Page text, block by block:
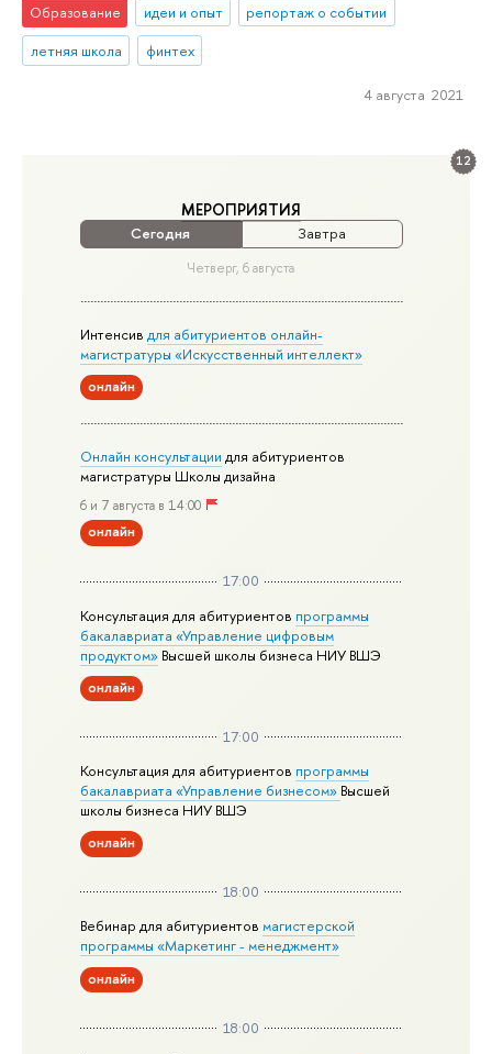
12
МЕРОПРИЯТИЯ
Сегодня Завтра
Четверг, 6 августа
Интенсив для абитуриентов онлайн-
магистратуры «Искусственный интеллект»
онлайн
Онлайн консультации для абитуриентов
магистратуры Школы дизайна
6 и 7 августа в 14:00
онлайн
17:00
Консультация для абитуриентов программы
бакалавриата «Управление цифровым
продуктом» Высшей школы бизнеса НИУ ВШЭ
онлайн
17:00
Консультация для абитуриентов программы
бакалавриата «Управление бизнесом» Высшей
школы бизнеса НИУ ВШЭ
онлайн
18:00
Вебинар для абитуриентовмагистерской
программы «Маркетинг - менеджмент»
онлайн
18:00
Образование идеи и опыт
репортаж о событии
летняя школа
финтех
4 августа 2021